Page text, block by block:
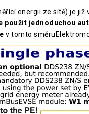
energii ze sítě) je
použít jednoduchou
v tomto